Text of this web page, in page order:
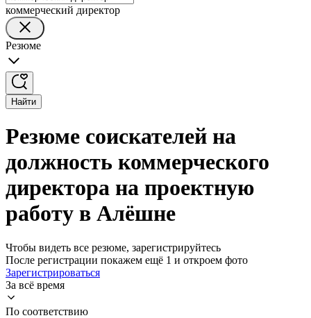
коммерческий директор
Резюме
Найти
Резюме соискателей на
должность коммерческого
директора на проектную
работу в Алёшне
Чтобы видеть все резюме, зарегистрируйтесь
После регистрации покажем ещё 1 и откроем фото
Зарегистрироваться
За всё время
По соответствию